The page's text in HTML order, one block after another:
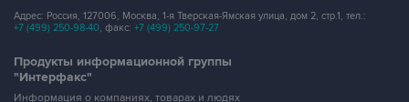
Адрес: Россия, 127006, Москва, 1-я Тверская-Ямская улица, дом 2, стр.1, тел.:
+7 (499) 250-98-40, факс: +7 (499) 250-97-27
Продукты информационной группы
"Интерфакс"
Информация о компаниях, товарах и людях